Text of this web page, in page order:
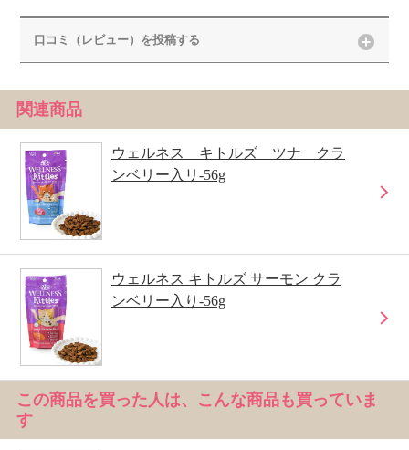
口コミ（レビュー）を投稿する
関連商品
ウェルネス キトルズ ツナ クラ
ンベリー入リ-56g
ウェルネス キトルズ サーモン クラ
ンベリー入り-56g
この商品を買った人は、こんな商品も買っていま
す